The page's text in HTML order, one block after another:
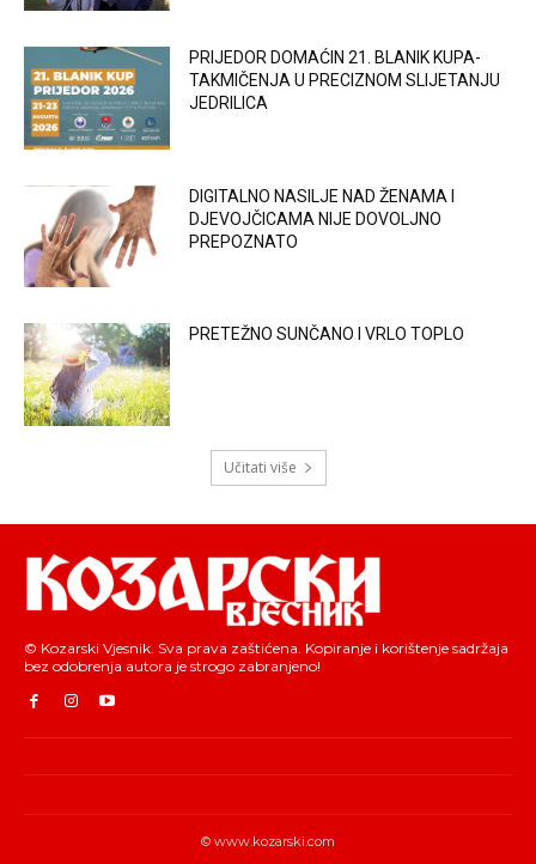
PRIJEDOR DOMAĆIN 21. BLANIK KUPA-
TAKMIČENJA U PRECIZNOM SLIJETANJU
JEDRILICA
DIGITALNO NASILJE NAD ŽENAMA I
DJEVOJČICAMA NIJE DOVOLJNO
PREPOZNATO
PRETEŽNO SUNČANO I VRLO TOPLO
Učitati više
© Kozarski Vjesnik. Sva prava zaštićena. Kopiranje i korištenje sadržaja
bez odobrenja autora je strogo zabranjeno!
© www.kozarski.com